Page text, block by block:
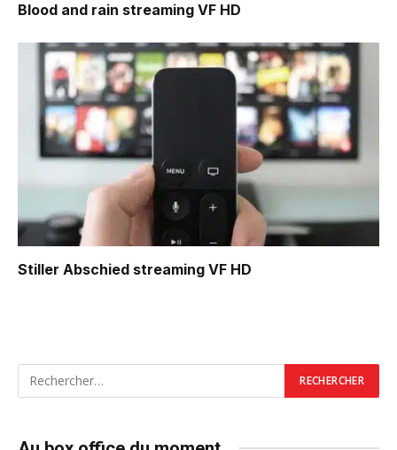
Blood and rain streaming VF HD
Stiller Abschied streaming VF HD